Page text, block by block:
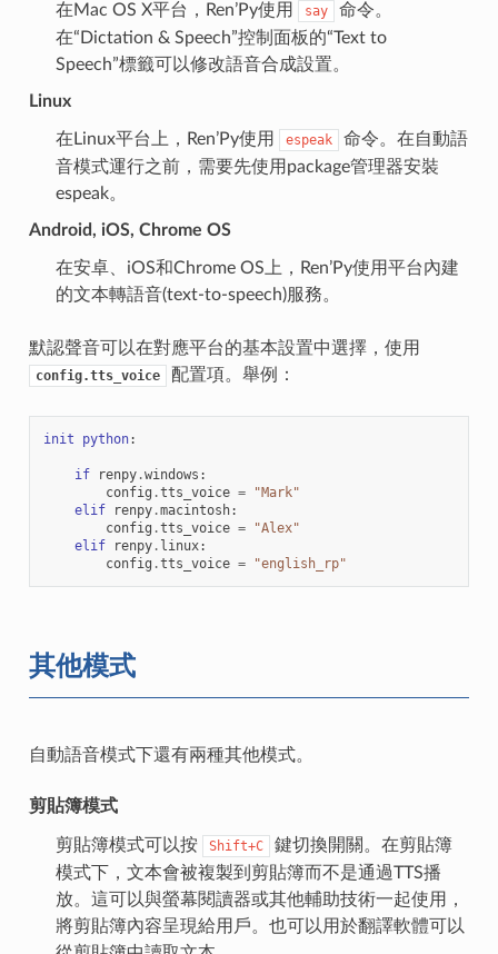
在Mac OS X平台，Ren’Py使用 say
命令。
在“Dictation & Speech”控制面板的“Text to
Speech”標籤可以修改語音合成設置。
Linux
在Linux平台上，Ren’Py使用 espeak
命令。在自動語
音模式運行之前，需要先使用package管理器安裝
espeak。
Android, iOS, Chrome OS
在安卓、iOS和Chrome OS上，Ren’Py使用平台內建
的文本轉語音(text-to-speech)服務。
默認聲音可以在對應平台的基本設置中選擇，使用
config.tts_voice 配置項。舉例：
init python:
if renpy.windows :
config .tts_voice =
"Mark"
elif
renpy.macintosh:
config .tts_voice =
"Alex"
elif
renpy. linux:
config .tts_voice = "english_rp"
其他模式
自動語音模式下還有兩種其他模式。
剪貼簿模式
剪貼簿模式可以按 Shift+C
鍵切換開關。在剪貼簿
模式下，文本會被複製到剪貼簿而不是通過TTS播
放。這可以與螢幕閱讀器或其他輔助技術一起使用，
將剪貼簿內容呈現給用戶。也可以用於翻譯軟體可以